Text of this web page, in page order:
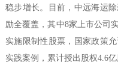
稳步增长。目前，中远海运
励全覆盖，其中8家上市公司
实施限制性股票，国家政策
实践案例，累计授出股权4.6亿